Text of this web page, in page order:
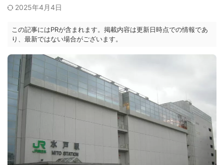
2025年4月4日
この記事にはPRが含まれます。掲載内容は更新日時点での情報であ
り、最新ではない場合がございます。